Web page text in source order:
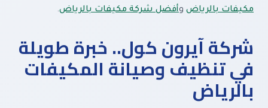
مكيفات بالرياض وأفضل شركة مكيفات بالرياض.
شركة آيرون كول.. خبرة طويلة
في تنظيف وصيانة المكيفات
بالرياض